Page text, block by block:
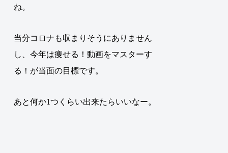
ね。
当分コロナも収まりそうにありません
し、今年は痩せる！動画をマスターす
る！が当面の目標です。
あと何か1つくらい出来たらいいなー。